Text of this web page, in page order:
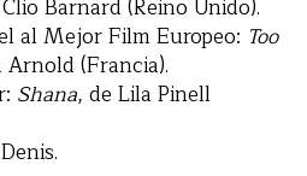
Barnard (Reino Unido).
al Mejor Film Europeo: Too
Arnold (Francia).
Shana, de Lila Pinell